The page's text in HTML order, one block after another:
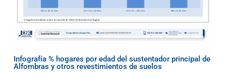
Infografía % hogares por edad del sustentador principal de
Alfombras y otros revestimientos de suelos